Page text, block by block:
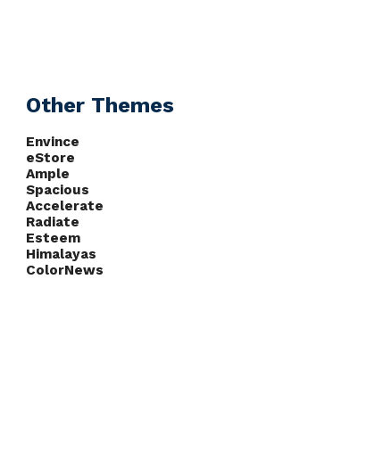
Other Themes
Envince
eStore
Ample
Spacious
Accelerate
Radiate
Esteem
Himalayas
ColorNews